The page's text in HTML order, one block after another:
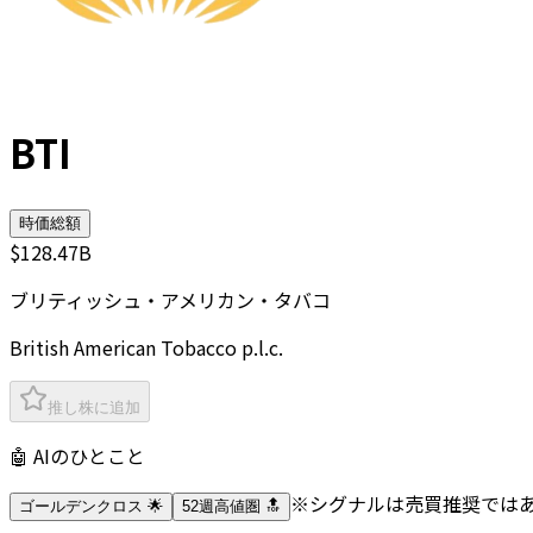
BTI
時価総額
$128.47B
ブリティッシュ・アメリカン・タバコ
British American Tobacco p.l.c.
推し株に追加
🤖 AIのひとこと
ゴールデンクロス 🌟 52週高値圏 🔝 ※シグナルは売買推奨では